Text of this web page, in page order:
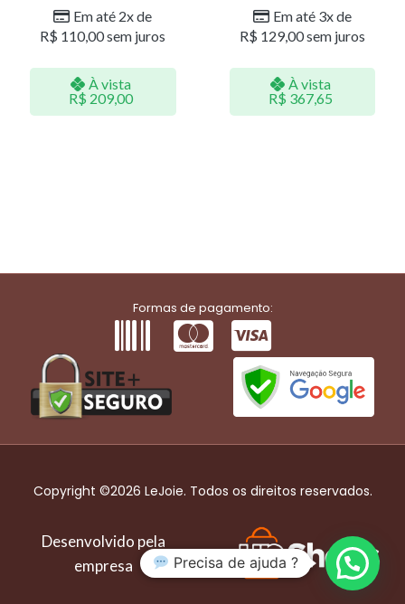
Em até 2x de
R$ 110,00sem juros
À vista
R$ 209,00
Em até 3x de
R$ 129,00sem juros
À vista
R$ 367,65
Formas de pagamento:
Copyright ©2026 LeJoie. Todos os direitos reservados.
Desenvolvido pela
empresa
Precisa de ajuda ?